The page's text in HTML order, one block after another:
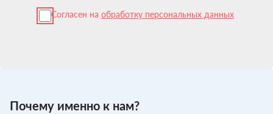
Согласен на обработку персональных данных
Почему именно к нам?